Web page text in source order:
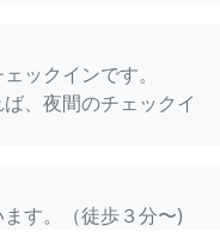
ックインです。
、夜間のチェックイ
す。（徒歩３分〜)